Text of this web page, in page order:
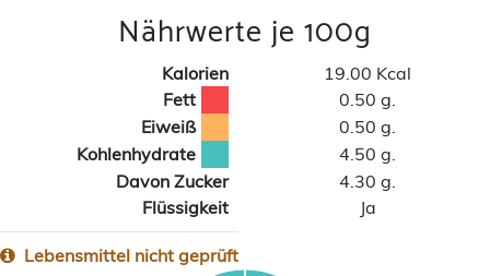
Nährwerte je 100g
Kalorien
19.00 Kcal
Fett
0.50 g.
Eiweiß
0.50 g.
Kohlenhydrate
4.50 g.
Davon Zucker
4.30 g.
Flüssigkeit
Ja
Lebensmittel nicht geprüft